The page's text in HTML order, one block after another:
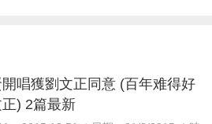
唱獲劉文正同意 (百年难得好
) 2篇最新